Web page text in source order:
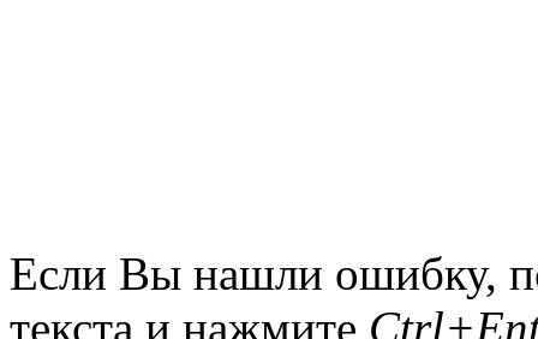
Если Вы нашли ошибку,
текста и нажмите